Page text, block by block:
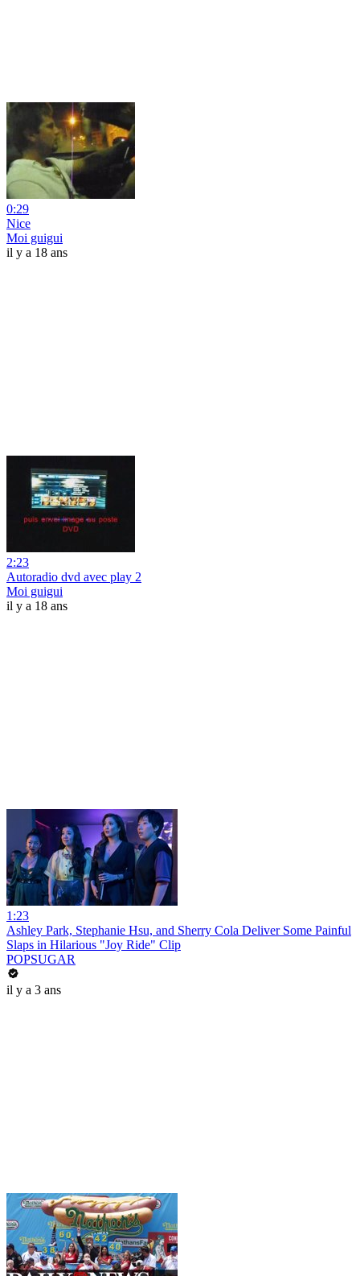
0:29
Nice
Moi guigui
il y a 18 ans
2:23
Autoradio dvd avec play 2
Moi guigui
il y a 18 ans
1:23
Ashley Park, Stephanie Hsu, and Sherry Cola Deliver Some Painful
Slaps in Hilarious "Joy Ride" Clip
POPSUGAR
il y a 3 ans